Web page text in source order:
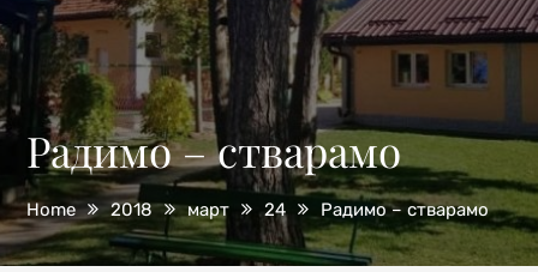
Радимо – стварамо
Home 2018 март 24 Радимо – стварамо